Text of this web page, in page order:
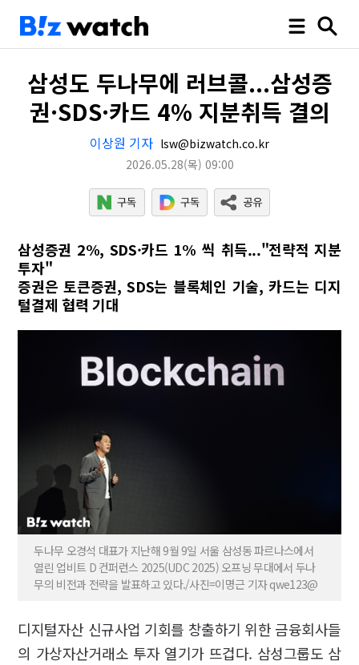
삼성도 두나무에 러브콜...삼성증
권·SDS·카드 4% 지분취득 결의
이상원 기자 lsw@bizwatch.co.kr
2026.05.28(목) 09:00
삼성증권 2%, SDS·카드 1% 씩 취득..."전략적 지분
투자"
증권은 토큰증권, SDS는 블록체인 기술, 카드는 디지
털결제 협력 기대
두나무 오경석 대표가 지난해 9월 9일 서울 삼성동 파르나스에서
열린 업비트 D 컨퍼런스 2025(UDC 2025) 오프닝 무대에서 두나
무의 비전과 전략을 발표하고 있다./사진=이명근 기자 qwe123@
디지털자산 신규사업 기회를 창출하기 위한 금융회사들
의 가상자산거래소 투자 열기가 뜨겁다. 삼성그룹도 삼